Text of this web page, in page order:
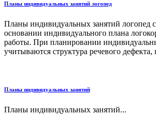
Планы индивидуальных занятий логопед
Планы индивидуальных занятий логопед
основании индивидуального плана
работы. При планировании
учитываются структура речевого дефекта,
Планы индивидуальных занятий
Планы индивидуальных занятий...